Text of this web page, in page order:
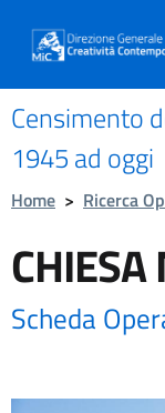
Censimento
1945 ad oggi
Home > Ricerca
Scheda